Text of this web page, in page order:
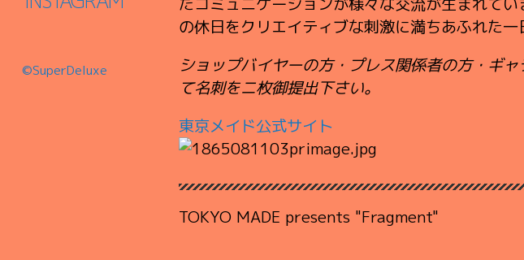
©SuperDeluxe
の休日をクリエイティブな刺激に満ちあふれた一
ショップバイヤーの方・プレス関係者の方・ギ
て名刺をニ枚御提出下さい。
東京メイド公式サイト
TOKYO MADE presents "Fragment"